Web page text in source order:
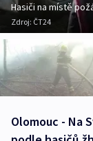
Hasiči na místě
Zdroj: ČT24
Olomouc - Na